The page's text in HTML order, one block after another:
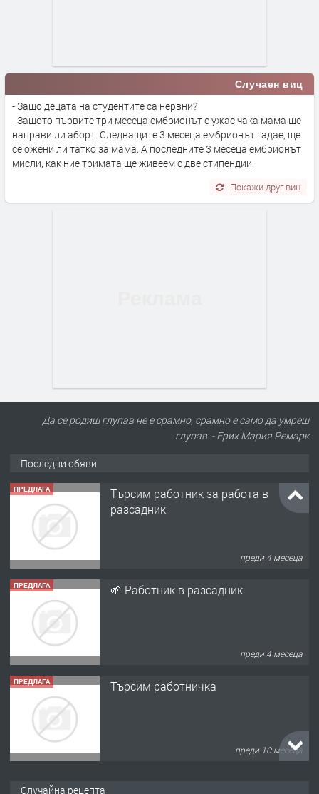
Случаен виц
- Защо децата на студентите са нервни?
- Защото първите три месеца ембрионът с ужас чака мама ще
направи ли аборт. Следващите 3 месеца ембрионът гадае, ще
се ожени ли татко за мама. А последните 3 месеца ембрионът
мисли, как ние тримата ще живеем с две стипендии.
Покажи друг виц
Да се родиш глупав не е срамно, срамно е само да умреш
глупав. - Ерих Мария Ремарк
Последни обяви
ПРЕДЛАГА 🌱 Работник в разсадник
ПРЕДЛАГА
ПРЕДЛАГА
Продава употребявани чисти и
Случайна рецепта